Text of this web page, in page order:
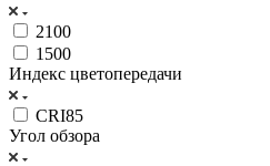
2100
1500
Индекс цветопередачи
CRI85
Угол обзора